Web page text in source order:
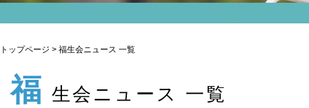
トップページ > 福生会ニュース 一覧
福 生会ニュース 一覧